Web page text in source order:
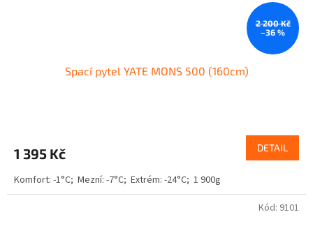
2 200 Kč
–36 %
Spací pytel YATE MONS 500 (160cm)
1 395 Kč DETAIL
Komfort: -1°C; Mezní: -7°C; Extrém: -24°C; 1 900g
Kód: 9101